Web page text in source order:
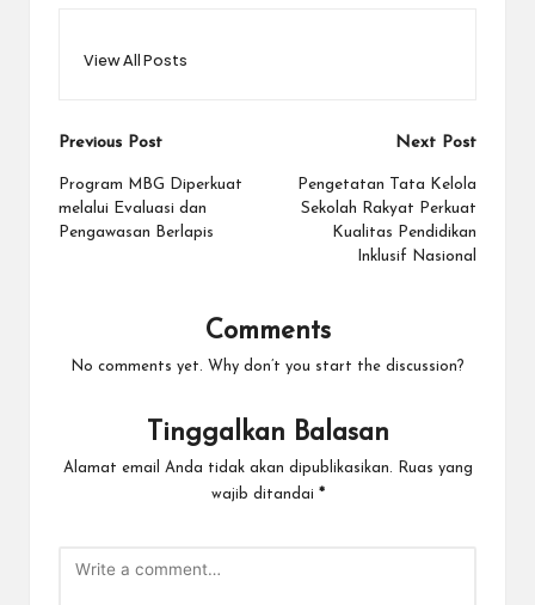
View All Posts
Post
navigation
Previous Post
Program MBG Diperkuat
melalui Evaluasi dan
Pengawasan Berlapis
Next Post
Pengetatan Tata Kelola
Sekolah Rakyat Perkuat
Kualitas Pendidikan
Inklusif Nasional
Comments
No comments yet. Why don’t you start the discussion?
Tinggalkan Balasan
Alamat email Anda tidak akan dipublikasikan.
Ruas yang
wajib ditandai *